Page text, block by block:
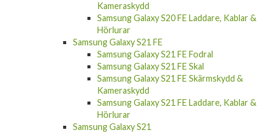
Samsung Galaxy S20 FE Laddare, Kablar &
Hörlurar
Samsung Galaxy S21 FE
Samsung Galaxy S21 FE Fodral
Samsung Galaxy S21 FE Skal
Samsung Galaxy S21 FE Skärmskydd &
Kameraskydd
Samsung Galaxy S21 FE Laddare, Kablar &
Hörlurar
Samsung Galaxy S21
Samsung Galaxy S21 Fodral